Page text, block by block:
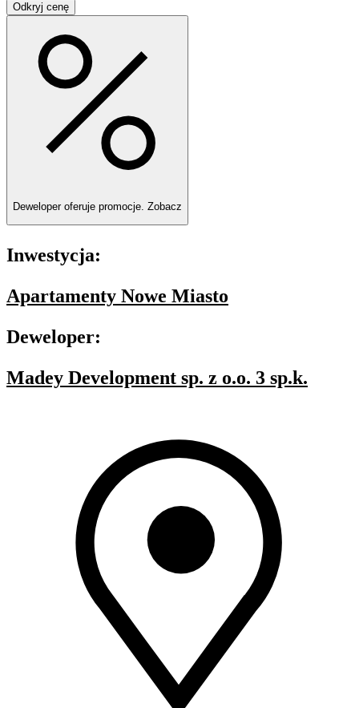
Odkryj cenę
Deweloper oferuje promocje. Zobacz
Inwestycja:
Apartamenty Nowe Miasto
Deweloper:
Madey Development sp. z o.o. 3 sp.k.